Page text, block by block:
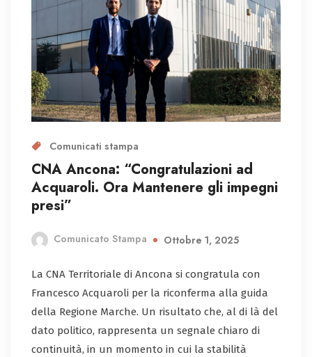
Comunicati stampa
CNA Ancona: “Congratulazioni ad
Acquaroli. Ora Mantenere gli impegni
presi”
Comunicato Stampa Ottobre 1, 2025
La CNA Territoriale di Ancona si congratula con
Francesco Acquaroli per la riconferma alla guida
della Regione Marche. Un risultato che, al di là del
dato politico, rappresenta un segnale chiaro di
continuità, in un momento in cui la stabilità